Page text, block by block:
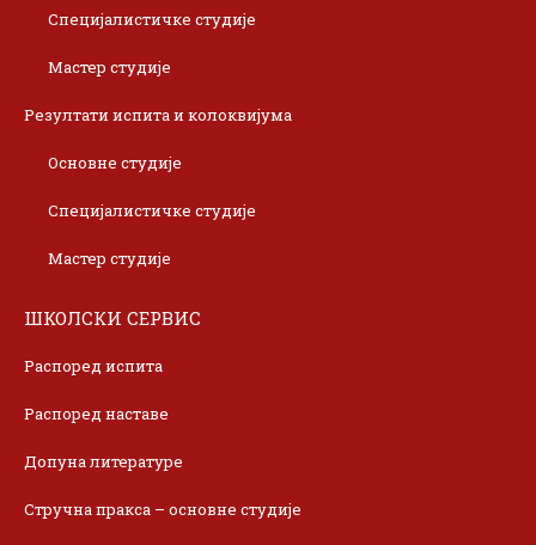
Специјалистичке студије
Мастер студије
Резултати испита и колоквијума
Основне студије
Специјалистичке студије
Мастер студије
ШКОЛСКИ СЕРВИС
Распоред испита
Распоред наставе
Допуна литературе
Стручна пракса – основне студије